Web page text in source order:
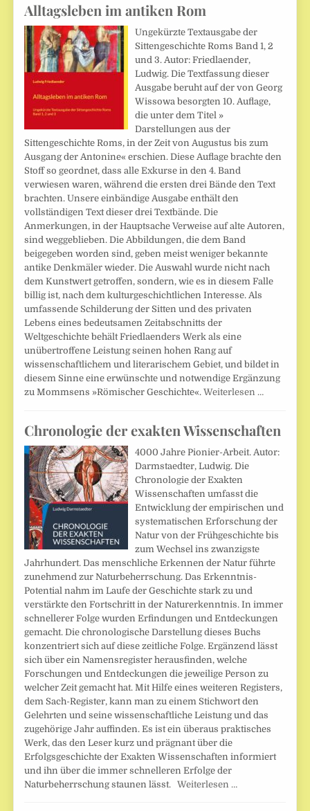
Alltagsleben im antiken Rom
Ungekürzte Textausgabe der
Sittengeschichte Roms Band 1, 2
und 3. Autor: Friedlaender,
Ludwig. Die Textfassung dieser
Ausgabe beruht auf der von Georg
Wissowa besorgten 10. Auflage,
die unter dem Titel »
Darstellungen aus der
Sittengeschichte Roms, in der Zeit von Augustus bis zum
Ausgang der Antonine« erschien. Diese Auflage brachte den
Stoff so geordnet, dass alle Exkurse in den 4. Band
verwiesen waren, während die ersten drei Bände den Text
brachten. Unsere einbändige Ausgabe enthält den
vollständigen Text dieser drei Textbände. Die
Anmerkungen, in der Hauptsache Verweise auf alte Autoren,
sind weggeblieben. Die Abbildungen, die dem Band
beigegeben worden sind, geben meist weniger bekannte
antike Denkmäler wieder. Die Auswahl wurde nicht nach
dem Kunstwert getroffen, sondern, wie es in diesem Falle
billig ist, nach dem kulturgeschichtlichen Interesse. Als
umfassende Schilderung der Sitten und des privaten
Lebens eines bedeutsamen Zeitabschnitts der
Weltgeschichte behält Friedlaenders Werk als eine
unübertroffene Leistung seinen hohen Rang auf
wissenschaftlichem und literarischem Gebiet, und bildet in
diesem Sinne eine erwünschte und notwendige Ergänzung
zu Mommsens »Römischer Geschichte«.Weiterlesen …
Chronologie der exakten Wissenschaften
4000 Jahre Pionier-Arbeit. Autor:
Darmstaedter, Ludwig. Die
Chronologie der Exakten
Wissenschaften umfasst die
Entwicklung der empirischen und
systematischen Erforschung der
Natur von der Frühgeschichte bis
zum Wechsel ins zwanzigste
Jahrhundert. Das menschliche Erkennen der Natur führte
zunehmend zur Naturbeherrschung. Das Erkenntnis-
Potential nahm im Laufe der Geschichte stark zu und
verstärkte den Fortschritt in der Naturerkenntnis. In immer
schnellerer Folge wurden Erfindungen und Entdeckungen
gemacht. Die chronologische Darstellung dieses Buchs
konzentriert sich auf diese zeitliche Folge. Ergänzend lässt
sich über ein Namensregister herausfinden, welche
Forschungen und Entdeckungen die jeweilige Person zu
welcher Zeit gemacht hat. Mit Hilfe eines weiteren Registers,
dem Sach-Register, kann man zu einem Stichwort den
Gelehrten und seine wissenschaftliche Leistung und das
zugehörige Jahr auffinden. Es ist ein überaus praktisches
Werk, das den Leser kurz und prägnant über die
Erfolgsgeschichte der Exakten Wissenschaften informiert
und ihn über die immer schnelleren Erfolge der
Naturbeherrschung staunen lässt.Weiterlesen …